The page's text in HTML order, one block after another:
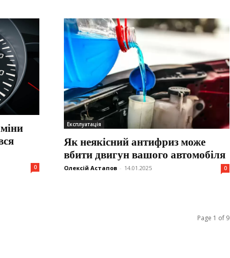
0
Експлуатація
Як неякісний антифриз може
вбити двигун вашого автомобіля
Олексій Астапов - 14.01.2025 0
Page 1 of 9